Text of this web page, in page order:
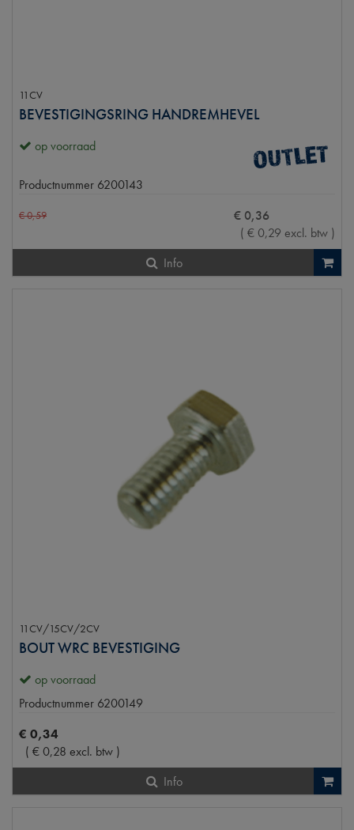
11CV
BEVESTIGINGSRING HANDREMHEVEL
op voorraad
Productnummer 6200143
€0,59 € 0,36
( € 0,29 excl. btw )
Info
11CV/15CV/2CV
BOUT WRC BEVESTIGING
op voorraad
Productnummer 6200149
€ 0,34
( €0,28 excl. btw )
Info